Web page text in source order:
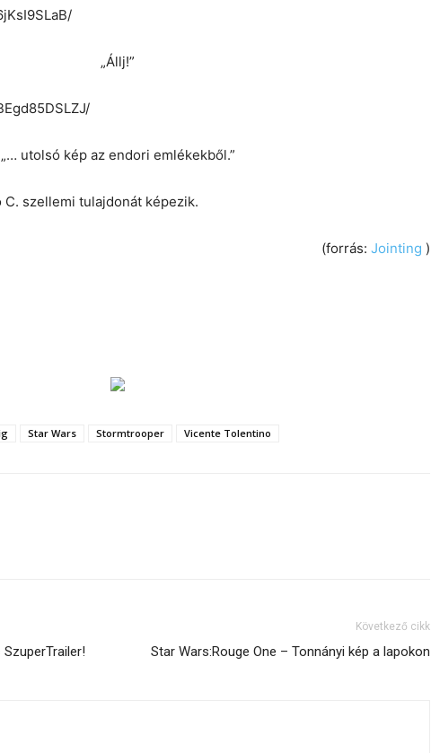
„Állj!”
„… utolsó kép az endori emlékekből.”
szellemi tulajdonát képezik.
(forrás: Jointing )
Star Wars Stormtrooper Vicente Tolentino
Következő cikk
Star Wars:Rouge One – Tonnányi kép a lapokon